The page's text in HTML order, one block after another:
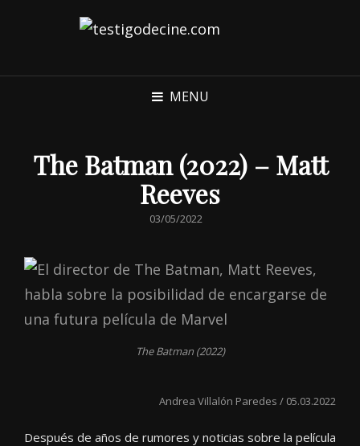
MENU
The Batman (2022) – Matt
Reeves
POSTED
03/05/2022
The Batman (2022)
Andrea Villalón Paredes / 05.03.2022
Después de años de rumores y noticias sobre la película